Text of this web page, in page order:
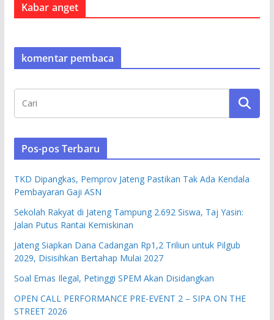
Kabar anget
komentar pembaca
Pos-pos Terbaru
TKD Dipangkas, Pemprov Jateng Pastikan Tak Ada Kendala
Pembayaran Gaji ASN
Sekolah Rakyat di Jateng Tampung 2.692 Siswa, Taj Yasin:
Jalan Putus Rantai Kemiskinan
Jateng Siapkan Dana Cadangan Rp1,2 Triliun untuk Pilgub
2029, Disisihkan Bertahap Mulai 2027
Soal Emas Ilegal, Petinggi SPEM Akan Disidangkan
OPEN CALL PERFORMANCE PRE-EVENT 2 – SIPA ON THE
STREET 2026